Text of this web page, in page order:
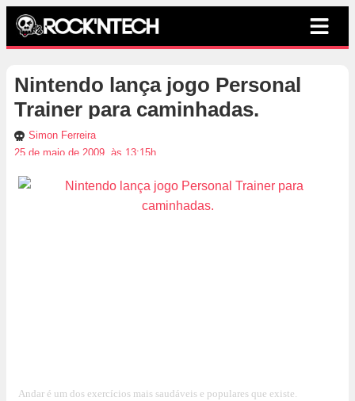
Nintendo lança jogo Personal
Trainer para caminhadas.
Simon Ferreira
25 de maio de 2009, às 13:15h
Andar é um dos exercícios mais saudáveis e populares que existe.